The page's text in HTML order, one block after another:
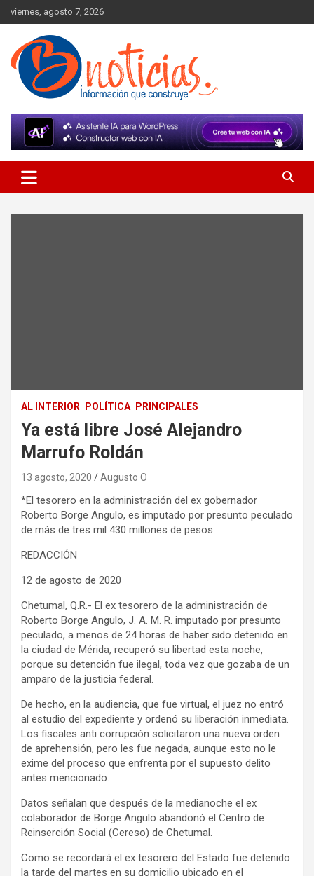
Skip
to
content
viernes, agosto 7, 2026
BNoticias
AL INTERIOR POLÍTICA PRINCIPALES
Ya está libre José Alejandro
Marrufo Roldán
13 agosto, 2020 Augusto O
*El tesorero en la administración del ex gobernador
Roberto Borge Angulo, es imputado por presunto peculado
de más de tres mil 430 millones de pesos.
REDACCIÓN
12 de agosto de 2020
Chetumal, Q.R.- El ex tesorero de la administración de
Roberto Borge Angulo, J. A. M. R. imputado por presunto
peculado, a menos de 24 horas de haber sido detenido en
la ciudad de Mérida, recuperó su libertad esta noche,
porque su detención fue ilegal, toda vez que gozaba de un
amparo de la justicia federal.
De hecho, en la audiencia, que fue virtual, el juez no entró
al estudio del expediente y ordenó su liberación inmediata.
Los fiscales anti corrupción solicitaron una nueva orden
de aprehensión, pero les fue negada, aunque esto no le
exime del proceso que enfrenta por el supuesto delito
antes mencionado.
Datos señalan que después de la medianoche el ex
colaborador de Borge Angulo abandonó el Centro de
Reinserción Social (Cereso) de Chetumal.
Como se recordará el ex tesorero del Estado fue detenido
la tarde del martes en su domicilio ubicado en el